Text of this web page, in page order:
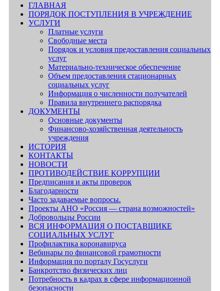
ГЛАВНАЯ
ПОРЯДОК ПОСТУПЛЕНИЯ В УЧРЕЖДЕНИЕ
УСЛУГИ
Платные услуги
Свободные места
Порядок и условия предоставления социальных
услуг
Материально-техническое обеспечение
Объем предоставления стационарных
социальных услуг
Информация о численности получателей
Правила внутреннего распорядка
ДОКУМЕНТЫ
Основные документы
Финансово-хозяйственная деятельность
учреждения
ИСТОРИЯ
КОНТАКТЫ
НОВОСТИ
ПРОТИВОДЕЙСТВИЕ КОРРУПЦИИ
Предписания и акты проверок
Благодарности
Часто задаваемые вопросы.
Проекты АНО «Россия — страна возможностей»
Добровольцы России
ВСЯ ИНФОРМАЦИЯ О ПОСТАВЩИКЕ
СОЦИАЛЬНЫХ УСЛУГ
Профилактика коронавируса
Вебинары по финансовой грамотности
Информация по порталу Госуслуги
Банкротство физических лиц
Потребность в кадрах в сфере информационной
безопасности